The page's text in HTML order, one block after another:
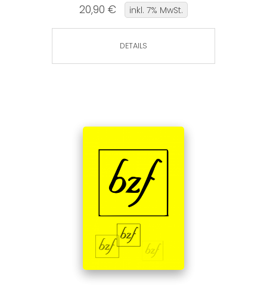
20,90 € inkl. 7% MwSt.
DETAILS